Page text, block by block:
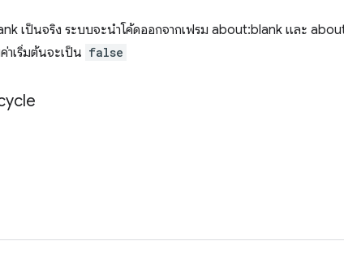
เป็นจริง ระบบจะนำโค้ดออกจากเฟรม about:blank และ
าเริ่มต้นจะเป็น false